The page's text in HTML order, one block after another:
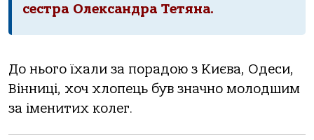
сестра Олександра Тетяна.
До нього їхали за порадою з Києва, Одеси,
Вінниці, хоч хлопець був значно молодшим
за іменитих колег.